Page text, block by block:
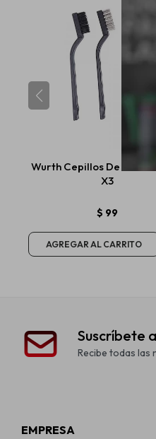
Wurth Cepillos De
X3
$ 99
Suscríbete
Recibe todas las
EMPRESA